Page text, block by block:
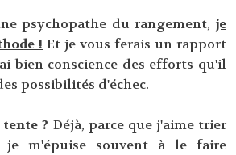
psychopathe du rangement,je
! Et je vous ferais un rapport
bien conscience des efforts qu'il
possibilités d'échec.
? Déjà, parce que j'aime trier
je m'épuise souvent à le faire